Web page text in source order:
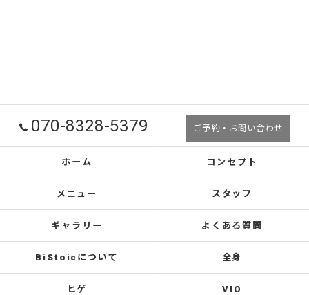
070-8328-5379 ご予約・お問い合わせ
ホーム コンセプト
メニュー スタッフ
ギャラリー よくある質問
BiStoicについて 全身
ヒゲ VIO